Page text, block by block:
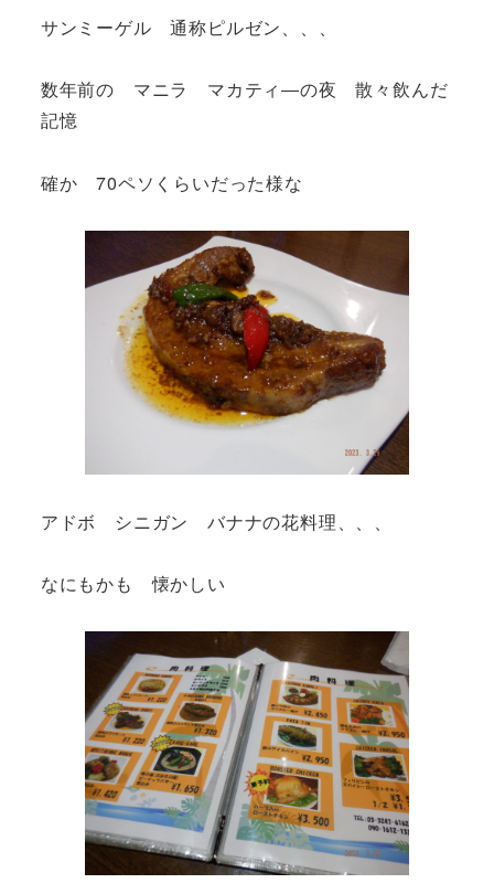
サンミーゲル 通称ピルゼン、、、
数年前の マニラ マカティ―の夜 散々飲んだ
記憶
確か 70ペソくらいだった様な
アドボ シニガン バナナの花料理、、、
なにもかも 懐かしい